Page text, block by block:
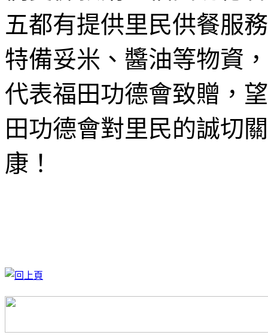
五都有提供里民供餐服
特備妥米、醬油等物資
代表福田功德會致贈，
田功德會對里民的誠切
康！